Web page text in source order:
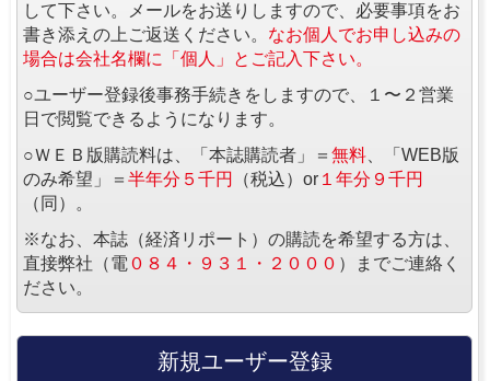
して下さい。メールをお送りしますので、必要事項をお
書き添えの上ご返送ください。 なお個人でお申し込みの
場合は会社名欄に「個人」とご記入下さい。
○ユーザー登録後事務手続きをしますので、１〜２営業
日で閲覧できるようになります。
○ＷＥＢ版購読料は、「本誌購読者」＝ 無料 、「WEB版
のみ希望」＝ 半年分５千円 （税込）or １年分９千円
（同）。
※なお、本誌（経済リポート）の購読を希望する方は、
直接弊社（電 ０８４・９３１・２０００ ）までご連絡く
ださい。
新規ユーザー登録